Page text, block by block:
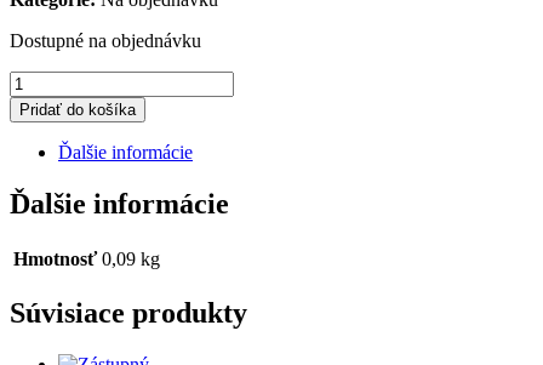
Dostupné na objednávku
množstvo
SPROCKET
16T
Pridať do košíka
Ďalšie informácie
Ďalšie informácie
Hmotnosť 0,09 kg
Súvisiace produkty